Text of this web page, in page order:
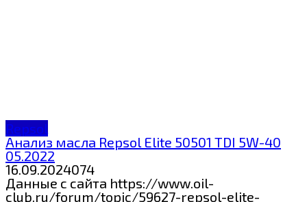
Repsol
Анализ масла Repsol Elite 50501 TDI 5W-40
05.2022
16.09.2024074
Данные с сайта https://www.oil-
club.ru/forum/topic/59627-repsol-elite-